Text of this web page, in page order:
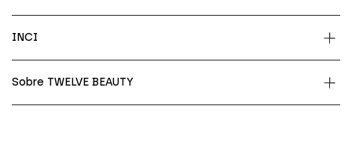
INCI
Sobre TWELVE BEAUTY